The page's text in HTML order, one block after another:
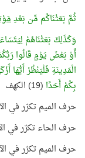
ثُمَّ بَعَثْنَاكُم مِّن بَعْدِ
وَكَذَلِكَ بَعَثْنَاهُمْ
أَوْ بَعْضَ يَوْمٍ قَالُوا
الْمَدِينَةِ فَلْيَنْظُرْ أَيُّهَا
بِكُمْ أَحَدًا (19) الكهف
حرف الميم تكرّر في الآيتين
حرف الحاء تكرّر في
حرف الميم تكرّر في الآيتين